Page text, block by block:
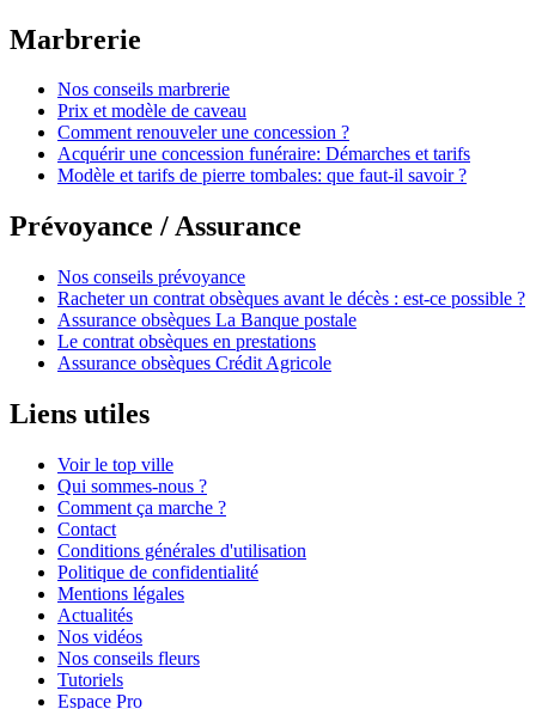
Marbrerie
Nos conseils marbrerie
Prix et modèle de caveau
Comment renouveler une concession ?
Acquérir une concession funéraire: Démarches et tarifs
Modèle et tarifs de pierre tombales: que faut-il savoir ?
Prévoyance / Assurance
Nos conseils prévoyance
Racheter un contrat obsèques avant le décès : est-ce possible ?
Assurance obsèques La Banque postale
Le contrat obsèques en prestations
Assurance obsèques Crédit Agricole
Liens utiles
Voir le top ville
Qui sommes-nous ?
Comment ça marche ?
Contact
Conditions générales d'utilisation
Politique de confidentialité
Mentions légales
Actualités
Nos vidéos
Nos conseils fleurs
Tutoriels
Espace Pro